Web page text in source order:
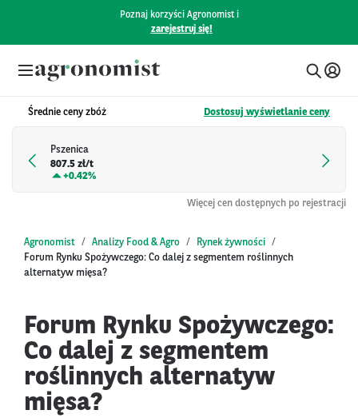
Poznaj korzyści Agronomist i
zarejestruj się!
Średnie ceny zbóż Dostosuj wyświetlanie ceny
Pszenica
807.5 zł/t
+0.42%
Więcej cen dostępnych po rejestracji
Agronomist Analizy Food & Agro
Rynek żywności
Forum Rynku Spożywczego: Co dalej z segmentem roślinnych
alternatyw mięsa?
Forum Rynku Spożywczego:
Co dalej z segmentem
roślinnych alternatyw
mięsa?